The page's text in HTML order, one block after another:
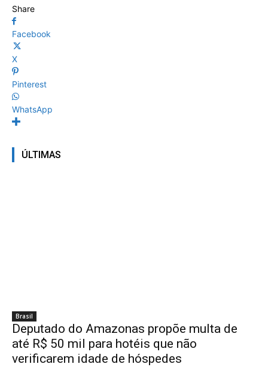
Share
Facebook
X
Pinterest
WhatsApp
ÚLTIMAS
Brasil
Deputado do Amazonas propõe multa de
até R$ 50 mil para hotéis que não
verificarem idade de hóspedes